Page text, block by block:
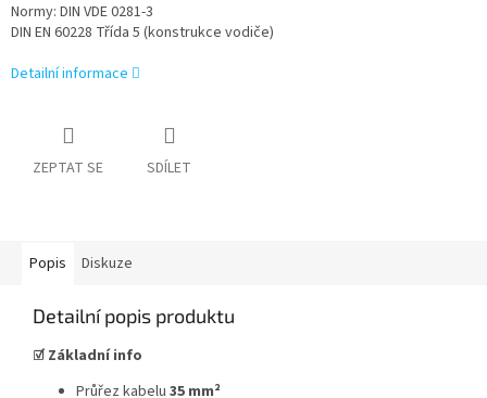
Normy: DIN VDE 0281-3
DIN EN 60228 Třída 5 (konstrukce vodiče)
Detailní informace
ZEPTAT SE SDÍLET
Popis Diskuze
Detailní popis produktu
☑ Základní info
Průřez kabelu 35 mm²